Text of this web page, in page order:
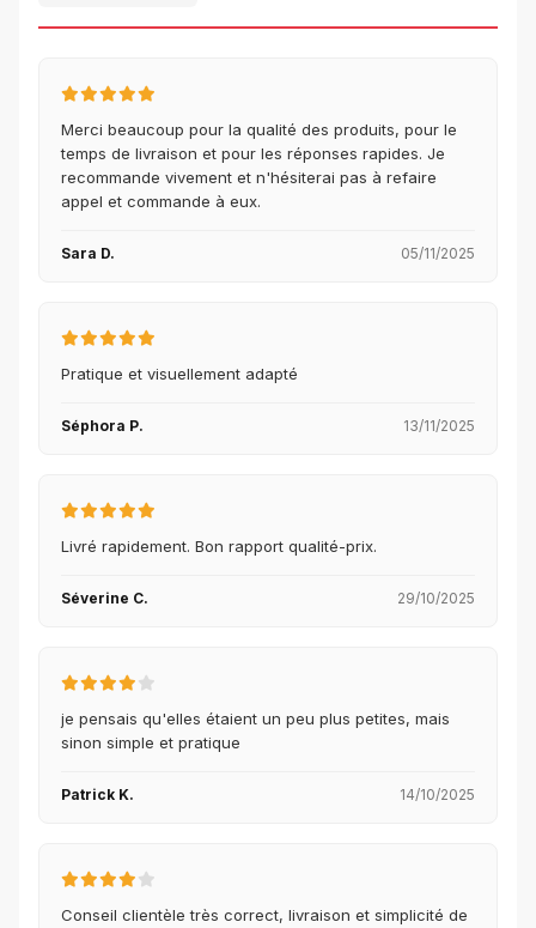
Merci beaucoup pour la qualité des produits, pour le
temps de livraison et pour les réponses rapides. Je
recommande vivement et n'hésiterai pas à refaire
appel et commande à eux.
Sara D. 05/11/2025
Pratique et visuellement adapté
Séphora P. 13/11/2025
Livré rapidement. Bon rapport qualité-prix.
Séverine C. 29/10/2025
je pensais qu'elles étaient un peu plus petites, mais
sinon simple et pratique
Patrick K. 14/10/2025
Conseil clientèle très correct, livraison et simplicité de